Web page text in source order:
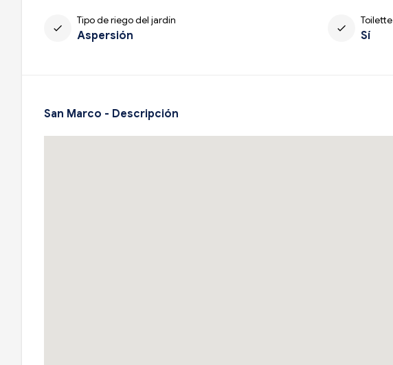
check
Tipo de riego del jardín
Aspersión
check
Toilette
Sí
San Marco - Descripción